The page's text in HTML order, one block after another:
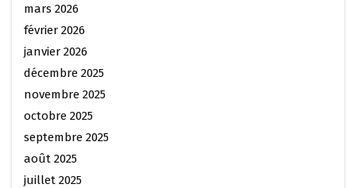
mars 2026
février 2026
janvier 2026
décembre 2025
novembre 2025
octobre 2025
septembre 2025
août 2025
juillet 2025